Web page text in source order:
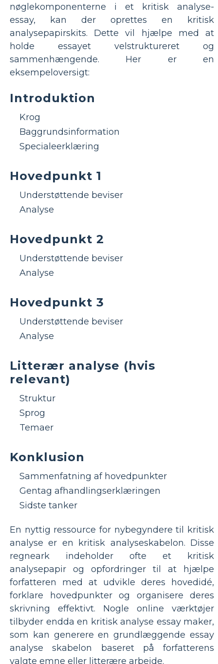
nøglekomponenterne i et kritisk analyse-
essay, kan der oprettes en kritisk
analysepapirskits. Dette vil hjælpe med at
holde essayet velstruktureret og
sammenhængende. Her er en
eksempeloversigt:
Introduktion
Krog
Baggrundsinformation
Specialeerklæring
Hovedpunkt 1
Understøttende beviser
Analyse
Hovedpunkt 2
Understøttende beviser
Analyse
Hovedpunkt 3
Understøttende beviser
Analyse
Litterær analyse (hvis
relevant)
Struktur
Sprog
Temaer
Konklusion
Sammenfatning af hovedpunkter
Gentag afhandlingserklæringen
Sidste tanker
En nyttig ressource for nybegyndere til kritisk
analyse er en kritisk analyseskabelon. Disse
regneark indeholder ofte et kritisk
analysepapir og opfordringer til at hjælpe
forfatteren med at udvikle deres hovedidé,
forklare hovedpunkter og organisere deres
skrivning effektivt. Nogle online værktøjer
tilbyder endda en kritisk analyse essay maker,
som kan generere en grundlæggende essay
analyse skabelon baseret på forfatterens
valgte emne eller litterære arbejde.